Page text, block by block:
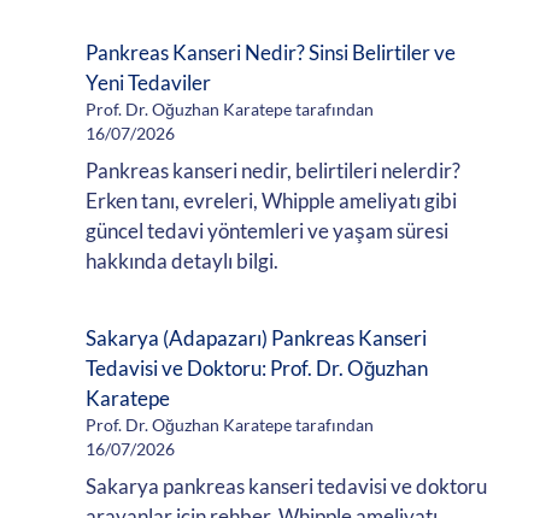
Pankreas Kanseri Nedir? Sinsi Belirtiler ve
Yeni Tedaviler
Prof. Dr. Oğuzhan Karatepe tarafından
16/07/2026
Pankreas kanseri nedir, belirtileri nelerdir?
Erken tanı, evreleri, Whipple ameliyatı gibi
güncel tedavi yöntemleri ve yaşam süresi
hakkında detaylı bilgi.
Sakarya (Adapazarı) Pankreas Kanseri
Tedavisi ve Doktoru: Prof. Dr. Oğuzhan
Karatepe
Prof. Dr. Oğuzhan Karatepe tarafından
16/07/2026
Sakarya pankreas kanseri tedavisi ve doktoru